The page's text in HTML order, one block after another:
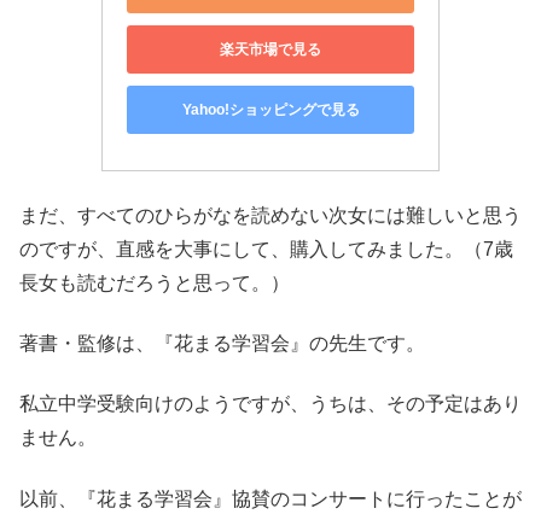
楽天市場で見る
Yahoo!ショッピングで見る
まだ、すべてのひらがなを読めない次女には難しいと思う
のですが、直感を大事にして、購入してみました。（7歳
長女も読むだろうと思って。）
著書・監修は、『花まる学習会』の先生です。
私立中学受験向けのようですが、うちは、その予定はあり
ません。
以前、『花まる学習会』協賛のコンサートに行ったことが